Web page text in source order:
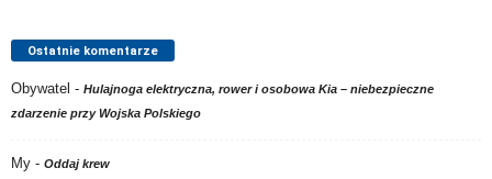
Ostatnie komentarze
Obywatel - Hulajnoga elektryczna, rower i osobowa Kia – niebezpieczne
zdarzenie przy Wojska Polskiego
My - Oddaj krew